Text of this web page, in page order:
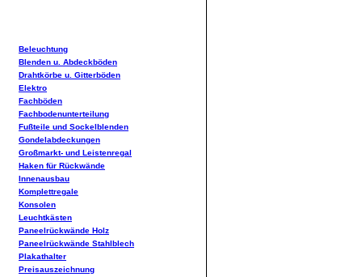
Beleuchtung
Blenden u. Abdeckböden
Drahtkörbe u. Gitterböden
Elektro
Fachböden
Fachbodenunterteilung
Fußteile und Sockelblenden
Gondelabdeckungen
Großmarkt- und Leistenregal
Haken für Rückwände
Innenausbau
Komplettregale
Konsolen
Leuchtkästen
Paneelrückwände Holz
Paneelrückwände Stahlblech
Plakathalter
Preisauszeichnung